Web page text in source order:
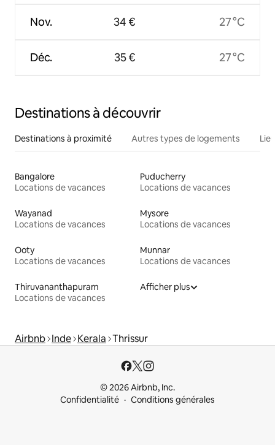
Nov.
Déc.
34 €
35 €
27 °C
27 °C
Destinations à découvrir
Destinations à proximité Autres types de logements
Bangalore
Locations de vacances
Puducherry
Locations de vacances
Wayanad
Locations de vacances
Mysore
Locations de vacances
Ooty
Locations de vacances
Munnar
Locations de vacances
Thiruvananthapuram
Locations de vacances
Afficher plus
Airbnb Inde Kerala Thrissur
© 2026 Airbnb, Inc.
Confidentialité
Conditions générales